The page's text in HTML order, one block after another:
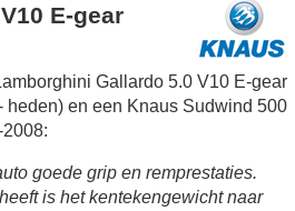
E-gear
Gallardo 5.0 V10 E-gear
heden) en een Knaus Sudwind 500
goede grip en remprestaties.
is het kentekengewicht naar